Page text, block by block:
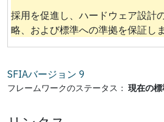
採用を促進し、ハードウェア設計
略、および標準への準拠を保証しま
SFIAバージョン 9
フレームワークのステータス： 現在の